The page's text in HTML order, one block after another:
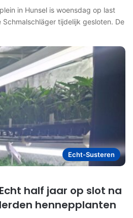
in Hunsel is woensdag op last
tijdelijk gesloten. De
Echt-Susteren
half jaar op slot na
hennepplanten